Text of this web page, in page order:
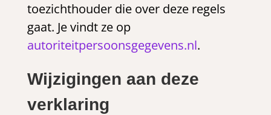
toezichthouder die over deze regels
gaat. Je vindt ze op
autoriteitpersoonsgegevens.nl.
Wijzigingen aan deze
verklaring